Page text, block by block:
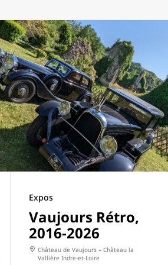
Expos
Vaujours Rétro,
2016-2026
Château de Vaujours – Château la
Vallière Indre-et-Loire